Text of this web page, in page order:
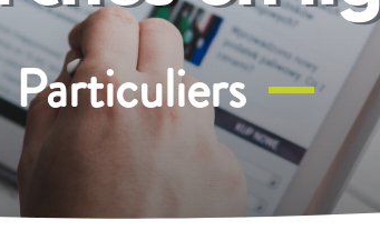
Particuliers